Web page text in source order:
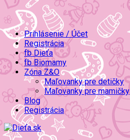
Prihlásenie / Účet
Registrácia
fb Dieťa
fb Biomamy
Zóna Z&O
Maľovanky pre detičky
Maľovanky pre mamičky
Blog
Registrácia